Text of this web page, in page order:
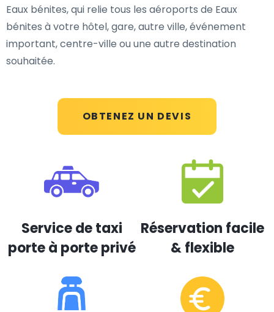
OBTENEZ UN DEVIS
Eaux bénites, qui relie tous les aéroports de Eaux
bénites à votre hôtel, gare, autre ville, événement
important, centre-ville ou une autre destination
souhaitée.
Service de taxi
porte à porte privé
Réservation facile
& flexible